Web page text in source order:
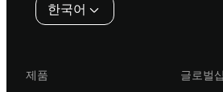
한국어
제품
글로벌